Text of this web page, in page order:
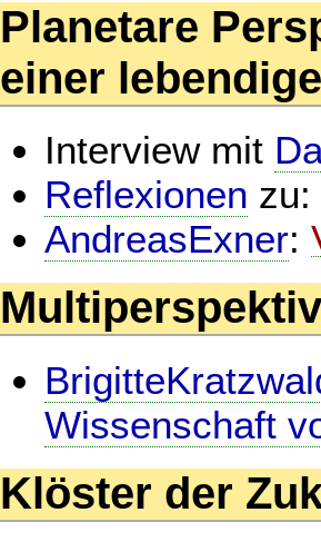
Planetare
einer
Interview mit
Reflexionen zu:
AndreasExner:
Wissenschaft
Klöster der